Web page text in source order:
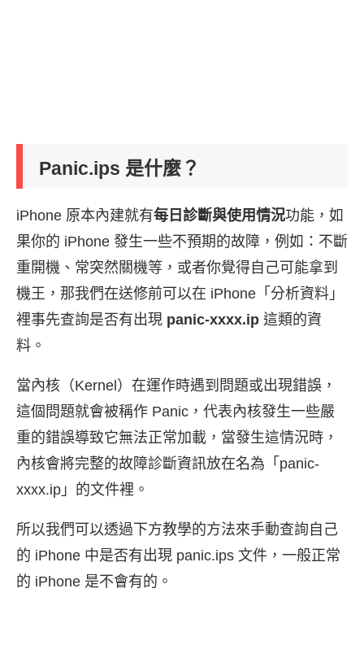
Panic.ips 是什麼？
iPhone 原本內建就有每日診斷與使用情況功能，如
果你的 iPhone 發生一些不預期的故障，例如：不斷
重開機、常突然關機等，或者你覺得自己可能拿到
機王，那我們在送修前可以在 iPhone「分析資料」
裡事先查詢是否有出現 panic-xxxx.ip 這類的資
料。
當內核（Kernel）在運作時遇到問題或出現錯誤，
這個問題就會被稱作 Panic，代表內核發生一些嚴
重的錯誤導致它無法正常加載，當發生這情況時，
內核會將完整的故障診斷資訊放在名為「panic-
xxxx.ip」的文件裡。
所以我們可以透過下方教學的方法來手動查詢自己
的 iPhone 中是否有出現 panic.ips 文件，一般正常
的 iPhone 是不會有的。